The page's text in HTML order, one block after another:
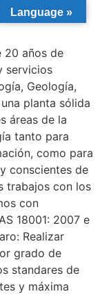
20 años de
servicios
Geología,
planta sólida
áreas de la
tanto para
como para
conscientes de
trabajos con los
con
18001: 2007 e
Realizar
grado de
standares de
y máxima
Language »